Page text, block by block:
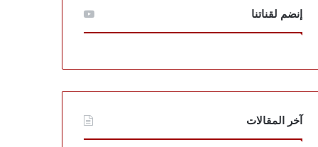
إنضم لقناتنا
آخر المقالات